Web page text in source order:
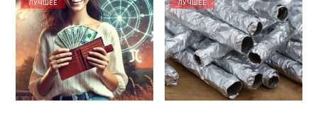
ЛУЧШЕЕ ЛУЧШЕЕ